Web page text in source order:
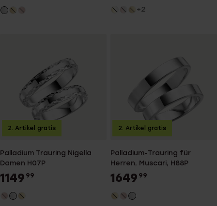
+2
Palladium Trauring Nigella
Damen H07P
1149 99
2. Artikel gratis
Palladium-Trauring für
Herren, Muscari, H88P
1649 99
2. Artikel gratis